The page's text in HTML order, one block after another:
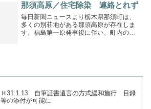
那須高原／住宅除染 連絡とれず
毎日新聞ニュースより栃木県那須町は、
多くの別荘地がある那須高原が存在しま
す。福島第一原発事後に伴い、町内の約
Ｈ31.1.13 自筆証書遺言の方式緩和施行 目録
等の添付が可能に